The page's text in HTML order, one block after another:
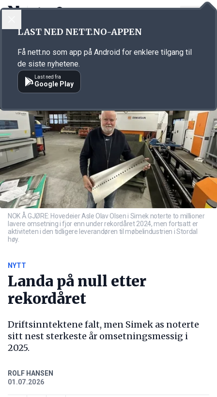
Annonsørinnhold
NOK Å GJØRE: Hovedeier Asle Olav Olsen i Simek noterte to millioner
lavere omsetning i fjor enn under rekordåret 2024, men fortsatt er
aktiviteten i den tidligere leverandøren til møbelindustrien i Stordal
høy.
NYTT
Landa på null etter
rekordåret
Driftsinntektene falt, men Simek as noterte
sitt nest sterkeste år omsetningsmessig i
2025.
ROLF HANSEN
01.07.2026
LAST NED NETT.NO-APPEN
Få nett.no som app på Android for enklere tilgang til
de siste nyhetene.
Last ned fra
Google Play